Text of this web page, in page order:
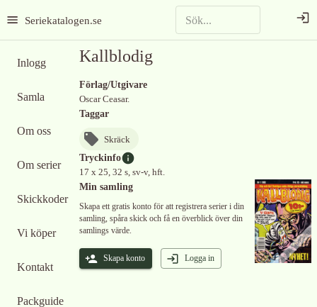
Seriekatalogen.se
Inlogg
Samla
Om oss
Om serier
Skickkoder
Vi köper
Kontakt
Packguide
Kallblodig
Förlag/Utgivare
Oscar Ceasar.
Taggar
Skräck
Tryckinfo
17 x 25, 32 s, sv-v, hft.
Min samling
Skapa ett gratis konto för att registrera serier i din
samling, spåra skick och få en överblick över din
samlings värde.
Skapa konto Logga in